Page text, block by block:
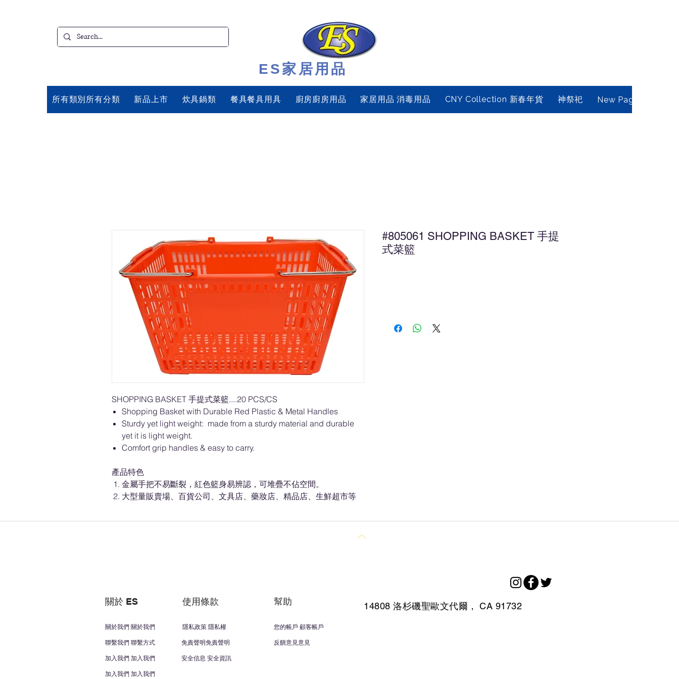
ES家居用品
所有類別所有分類 新品上市 炊具鍋類 餐具餐具用具 廚房廚房用品 家居用品 消毒用品 CNY Collection 新春年貨 神祭祀 New Page
SHOPPING BASKET 手提式菜籃....20 PCS/CS
Shopping Basket with Durable Red Plastic & Metal Handles
Sturdy yet light weight: made from a sturdy material and durable
yet it is light weight.
Comfort grip handles & easy to carry.
產品特色
金屬手把不易斷裂，紅色籃身易辨認，可堆疊不佔空間。
大型量販賣場、百貨公司、文具店、藥妝店、精品店、生鮮超市等
#805061 SHOPPING BASKET 手提
式菜籃
關於 ES 使用條款 幫助
關於我們 關於我們
聯繫我們 聯繫方式
加入我們 加入我們
隱私政策 隱私權
免責聲明免責聲明
安全信息 安全資訊
您的帳戶 顧客帳戶
反饋意見意見
加入我們 加入我們
14808 洛杉磯聖歐文代爾， CA 91732